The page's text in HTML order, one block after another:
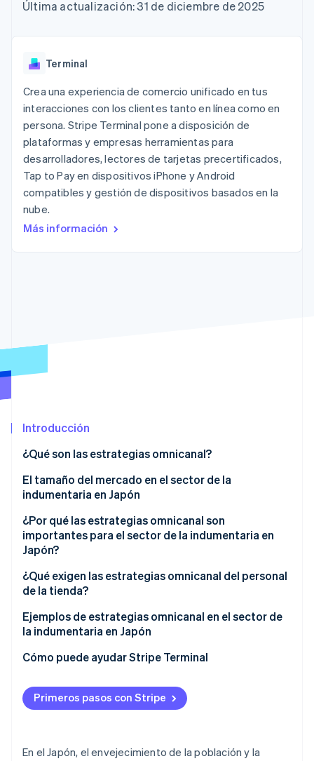
Authorization
Link
Proceso de
acelerado
Recognition
Sincronización
de datos
Más
Product roadmap
Ver lo que viene
Radar
Prevención de fraude
Atlas
Gestión del dinero
SaaS
Por sector
Empresas de IA
Economía de los
creadores
Juegos
Hostelería, viajes y ocio
Seguros
entretenimiento
Gestionar
Ofrecer cobro por
monedas estables
Aprovisiona y gestiona
servicios con agentes
Recursos
Integraciones de
Blog de
Empresa
Sala de prensa
Stripe Press
Contacto
Contacta con ventas
Conviértete en socio
Última actualización: 31 de diciembre de 2025
Terminal
Crea una experiencia de comercio unificado en tus
interacciones con los clientes tanto en línea como en
persona. Stripe Terminal pone a disposición de
plataformas y empresas herramientas para
desarrolladores, lectores de tarjetas precertificados,
Tap to Pay en dispositivos iPhone y Android
compatibles y gestión de dispositivos basados en la
nube.
Más información
Introducción
¿Qué son las estrategias omnicanal?
Diferencias con las estrategias de un solo canal
Diferencias con las estrategias multicanal
Diferencias con las estrategias entre canales
Diferencias con el comercio unificado
El tamaño del mercado en el sector de la
indumentaria en Japón
¿Por qué las estrategias omnicanal son
importantes para el sector de la indumentaria en
Japón?
Aumenta las ventas
Brinda soporte a usuarios de teléfonos inteligentes
Utiliza estrategias de marketing precisas
¿Qué exigen las estrategias omnicanal del personal
de la tienda?
Capacitación del personal
Gestión adecuada del inventario
Ejemplos de estrategias omnicanal en el sector de
la indumentaria en Japón
MUJI
UNIQLO
Cómo puede ayudar Stripe Terminal
Primeros pasos con Stripe
En el Japón, el envejecimiento de la población y la